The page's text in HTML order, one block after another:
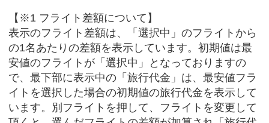
【※1 フライト差額について】
表示のフライト差額は、「選択中」のフライトから
の1名あたりの差額を表示しています。初期値は最
安値のフライトが「選択中」となっておりますの
で、最下部に表示中の「旅行代金」は、最安値フラ
イトを選択した場合の初期値の旅行代金を表示して
います。別フライトを押して、フライトを変更して